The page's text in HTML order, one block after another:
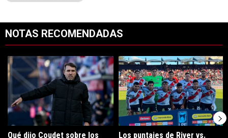
NOTAS RECOMENDADAS
Un artículo de tendencia con el título "Qué dijo Coudet sobre los
Qué dijo Coudet sobre los
Un artículo de tendencia con el
Los puntajes de River vs.